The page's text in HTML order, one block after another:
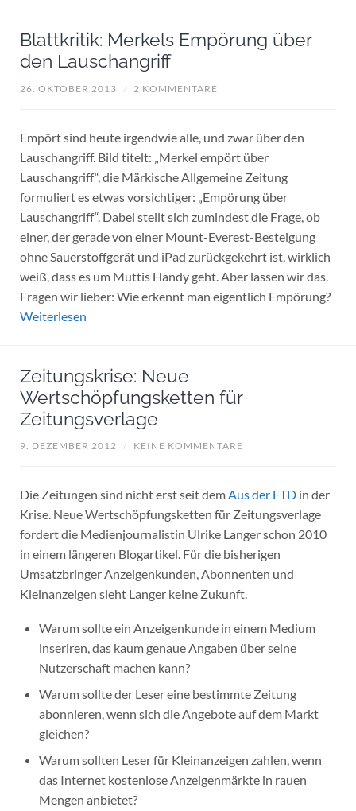
Blattkritik: Merkels Empörung über
den Lauschangriff
26. OKTOBER 2013 / 2 KOMMENTARE
Empört sind heute irgendwie alle, und zwar über den
Lauschangriff. Bild titelt: „Merkel empört über
Lauschangriff“, die Märkische Allgemeine Zeitung
formuliert es etwas vorsichtiger: „Empörung über
Lauschangriff“. Dabei stellt sich zumindest die Frage, ob
einer, der gerade von einer Mount-Everest-Besteigung
ohne Sauerstoffgerät und iPad zurückgekehrt ist, wirklich
weiß, dass es um Muttis Handy geht. Aber lassen wir das.
Fragen wir lieber: Wie erkennt man eigentlich Empörung?
Weiterlesen
Zeitungskrise: Neue
Wertschöpfungsketten für
Zeitungsverlage
9. DEZEMBER 2012 / KEINE KOMMENTARE
Die Zeitungen sind nicht erst seit demAus der FTDin der
Krise. Neue Wertschöpfungsketten für Zeitungsverlage
fordert die Medienjournalistin Ulrike Langer schon 2010
in einem längeren Blogartikel. Für die bisherigen
Umsatzbringer Anzeigenkunden, Abonnenten und
Kleinanzeigen sieht Langer keine Zukunft.
Warum sollte ein Anzeigenkunde in einem Medium
inseriren, das kaum genaue Angaben über seine
Nutzerschaft machen kann?
Warum sollte der Leser eine bestimmte Zeitung
abonnieren, wenn sich die Angebote auf dem Markt
gleichen?
Warum sollten Leser für Kleinanzeigen zahlen, wenn
das Internet kostenlose Anzeigenmärkte in rauen
Mengen anbietet?